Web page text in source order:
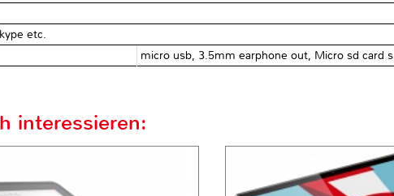
etc.
micro usb, 3.5mm earphone out, Micro sd card
interessieren: